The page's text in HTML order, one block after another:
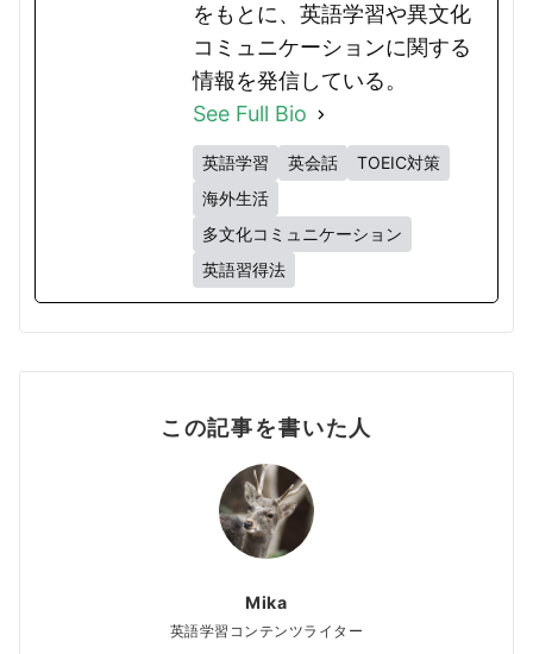
をもとに、英語学習や異文化
コミュニケーションに関する
情報を発信している。
See Full Bio
英語学習 英会話
TOEIC対策
海外生活
多文化コミュニケーション
英語習得法
この記事を書いた人
Mika
英語学習コンテンツライター